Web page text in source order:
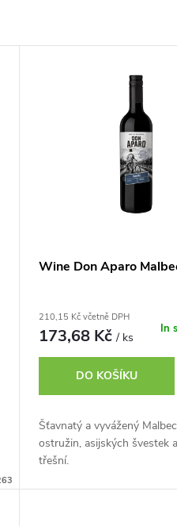
Wine Don Aparo
210,15 Kč včetně DPH
173,68 Kč/ ks
In
DO KOŠÍKU
Šťavnatý a vyvážený
ostružin, asijských švestek
třešní.